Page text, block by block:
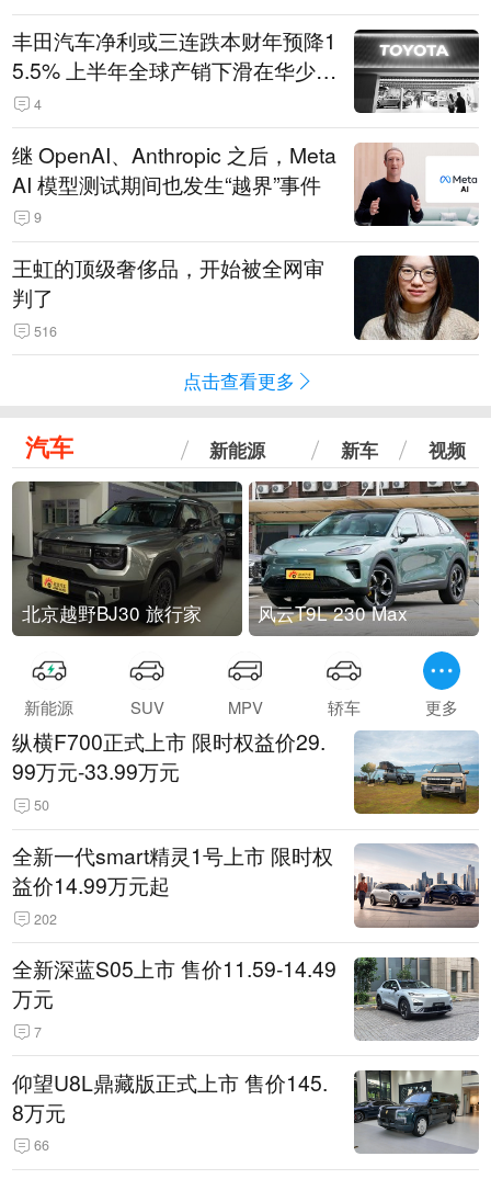
丰田汽车净利或三连跌本财年预降1
5.5% 上半年全球产销下滑在华少卖
14.3万辆
4
继 OpenAI、Anthropic 之后，Meta
AI 模型测试期间也发生“越界”事件
9
王虹的顶级奢侈品，开始被全网审
判了
516
点击查看更多
汽车 新能源 新车 视频
北京越野BJ30 旅行家 风云T9L 230 Max
新能源 SUV MPV 轿车 更多
纵横F700正式上市 限时权益价29.
99万元-33.99万元
50
全新一代smart精灵1号上市 限时权
益价14.99万元起
202
全新深蓝S05上市 售价11.59-14.49
万元
7
仰望U8L鼎藏版正式上市 售价145.
8万元
66